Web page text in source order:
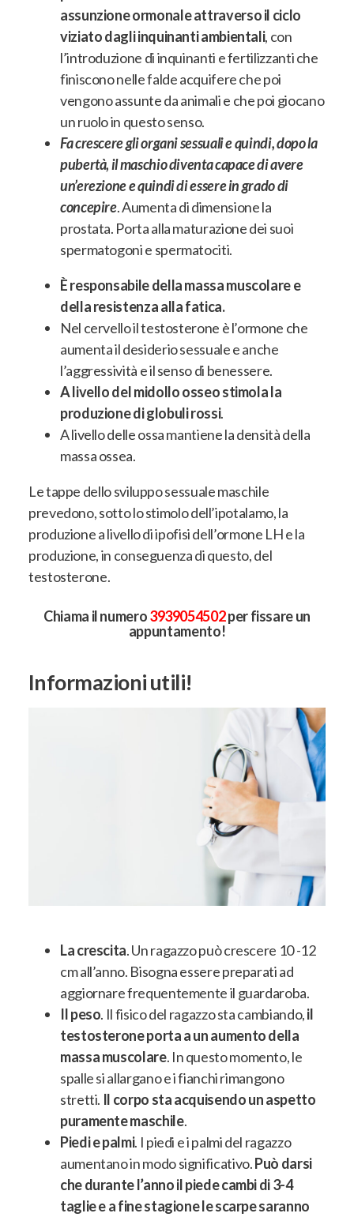
assunzione ormonale attraverso il ciclo
viziato dagli inquinanti ambientali, con
l’introduzione di inquinanti e fertilizzanti che
finiscono nelle falde acquifere che poi
vengono assunte da animali e che poi giocano
un ruolo in questo senso.
Fa crescere gli organi sessuali e quindi, dopo la
pubertà, il maschio diventa capace di avere
un’erezione e quindi di essere in grado di
concepire. Aumenta di dimensione la
prostata. Porta alla maturazione dei suoi
spermatogoni e spermatociti.
È responsabile della massa muscolare e
della resistenza alla fatica.
Nel cervello il testosterone è l’ormone che
aumenta il desiderio sessuale e anche
l’aggressività e il senso di benessere.
A livello del midollo osseo stimola la
produzione di globuli rossi.
A livello delle ossa mantiene la densità della
massa ossea.
Le tappe dello sviluppo sessuale maschile
prevedono, sotto lo stimolo dell’ipotalamo, la
produzione a livello di ipofisi dell’ormone LH e la
produzione, in conseguenza di questo, del
testosterone.
Chiama il numero3939054502per fissare un
appuntamento!
Informazioni utili!
La crescita. Un ragazzo può crescere 10 -12
cm all’anno. Bisogna essere preparati ad
aggiornare frequentemente il guardaroba.
Il peso. Il fisico del ragazzo sta cambiando,il
testosterone porta a un aumento della
massa muscolare. In questo momento, le
spalle si allargano e i fianchi rimangono
stretti. Il corpo sta acquisendo un aspetto
puramente maschile.
Piedi e palmi. I piedi e i palmi del ragazzo
aumentano in modo significativo.Può darsi
che durante l’anno il piede cambi di 3-4
taglie e a fine stagione le scarpe saranno